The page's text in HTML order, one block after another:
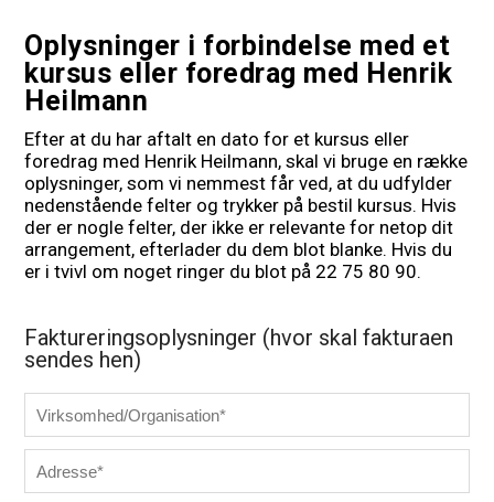
Oplysninger i forbindelse med et
kursus eller foredrag med Henrik
Heilmann
Efter at du har aftalt en dato for et kursus eller
foredrag med Henrik Heilmann, skal vi bruge en række
oplysninger, som vi nemmest får ved, at du udfylder
nedenstående felter og trykker på bestil kursus. Hvis
der er nogle felter, der ikke er relevante for netop dit
arrangement, efterlader du dem blot blanke. Hvis du
er i tvivl om noget ringer du blot på 22 75 80 90.
Faktureringsoplysninger (hvor skal fakturaen
sendes hen)